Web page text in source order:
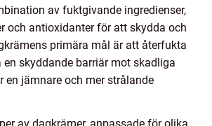
av fuktgivande ingredienser,
och antioxidanter för att skydda och
primära mål är att återfukta
en skyddande barriär mot skadliga
en jämnare och mer strålande
av dagkrämer, anpassade för olika